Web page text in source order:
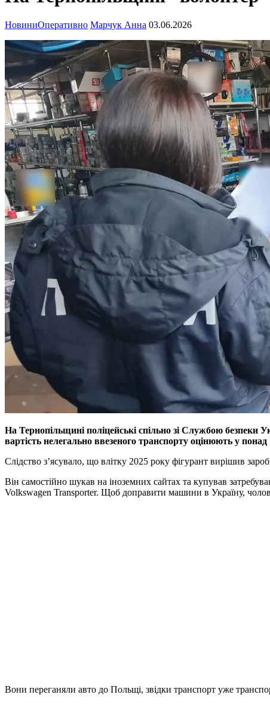
НовиниОперативно Марчук Анна 03.06.2026
На Тернопільщині поліцейські спільно зі Службою безпеки
вартість нелегально ввезеного транспорту оцінюють у
Слідство з’ясувало, що влітку 2025 року фігурант вирішив
Він самостійно шукав на іноземних сайтах та купував
Volkswagen Transporter. Щоб доправити машини в Україну,
Вони переганяли авто до Польщі, звідки транспорт уже